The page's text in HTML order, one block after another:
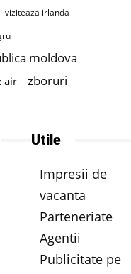
viziteaza irlanda
moldova
air zboruri
Utile
Impresii de
vacanta
Parteneriate
Agentii
Publicitate pe